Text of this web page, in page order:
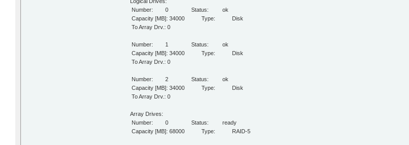
Number: 0 Status: ok
Capacity [MB]: 34000 Type: Disk
To Array Drv.: 0
Number: 1 Status: ok
Capacity [MB]: 34000 Type: Disk
To Array Drv.: 0
Number: 2 Status: ok
Capacity [MB]: 34000 Type: Disk
To Array Drv.: 0
Array Drives:
Number: 0 Status: ready
Capacity [MB]: 68000 Type: RAID-5